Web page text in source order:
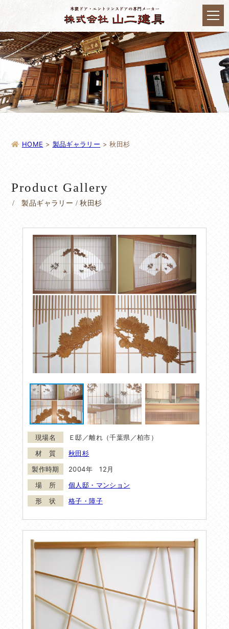
HOME > 製品ギャラリー >秋田杉
Product Gallery
製品ギャラリー / 秋田杉
Ｅ邸／離れ（千葉県／柏市）
秋田杉
2004年 12月
個人邸・マンション
格子・障子